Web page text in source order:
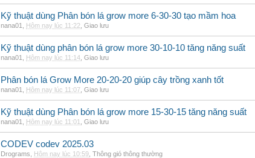
Kỹ thuật dùng Phân bón lá grow more 6-30-30 tạo mầm hoa
nana01 Hôm nay lúc 11:22 Giao lưu
Kỹ thuật dùng phân bón lá grow more 30-10-10 tăng năng suất
nana01 Hôm nay lúc 11:14 Giao lưu
Phân bón lá Grow More 20-20-20 giúp cây trồng xanh tốt
nana01 Hôm nay lúc 11:07 Giao lưu
Kỹ thuật dùng Phân bón lá grow more 15-30-15 tăng năng suất
nana01 Hôm nay lúc 11:01 Giao lưu
CODEV codev 2025.03
Drograms Hôm nay lúc 10:59 Thông gió thông thường